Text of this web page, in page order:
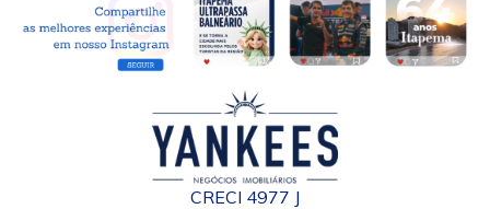
CRECI 4977 J